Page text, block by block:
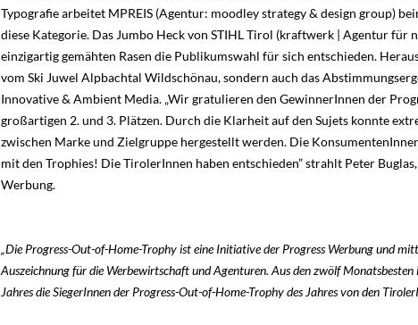
Typografie arbeitet MPREIS (Agentur: moodley strategy & design group)
diese Kategorie. Das Jumbo Heck von STIHL Tirol (kraftwerk | Agentur für
einzigartig gemähten Rasen die Publikumswahl für sich entschieden.
vom Ski Juwel Alpbachtal Wildschönau, sondern auch das
Innovative & Ambient Media. „Wir gratulieren den GewinnerInnen der
großartigen 2. und 3. Plätzen. Durch die Klarheit auf den Sujets konnte
zwischen Marke und Zielgruppe hergestellt werden. Die
mit den Trophies! Die TirolerInnen haben entschieden” strahlt Peter
Werbung.
„Die Progress-Out-of-Home-Trophy ist eine Initiative der Progress Werbung und
Auszeichnung für die Werbewirtschaft und Agenturen. Aus den zwölf Monatsbesten
Jahres die SiegerInnen der Progress-Out-of-Home-Trophy des Jahres von den